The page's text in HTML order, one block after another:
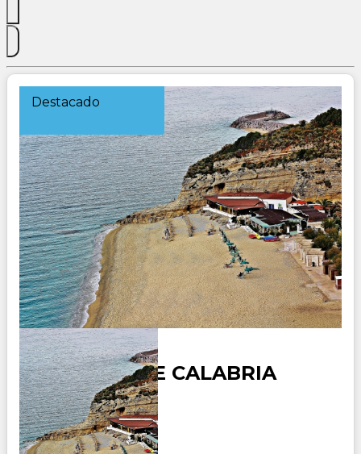
Destacado
CIRCUITO DE CALABRIA
Duración:
8Días7Noches